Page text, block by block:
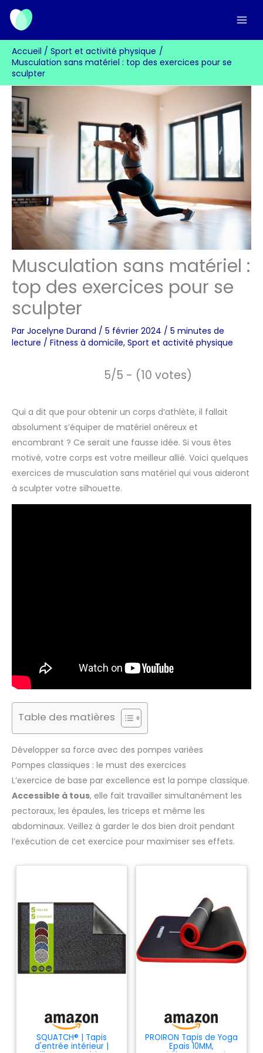
Aller
contenu
Accueil
Sport et activité physique
Musculation sans matériel : top des exercices pour se
sculpter
Musculation sans matériel :
top des exercices pour se
sculpter
Par Jocelyne Durand / 5 février 2024 / 5 minutes de
lecture / Fitness à domicile, Sport et activité physique
5/5 - (10 votes)
Qui a dit que pour obtenir un corps d’athlète, il fallait
absolument s’équiper de matériel onéreux et
encombrant ? Ce serait une fausse idée. Si vous êtes
motivé, votre corps est votre meilleur allié. Voici quelques
exercices de musculation sans matériel qui vous aideront
à sculpter votre silhouette.
Table des matières
Développer sa force avec des pompes variées
Pompes classiques : le must des exercices
L’exercice de base par excellence est la pompe classique.
Accessible à tous, elle fait travailler simultanément les
pectoraux, les épaules, les triceps et même les
abdominaux. Veillez à garder le dos bien droit pendant
l’exécution de cet exercice pour maximiser ses effets.
SQUATCH® | Tapis
d'entrée intérieur |
PROIRON Tapis de Yoga
Epais 10MM,